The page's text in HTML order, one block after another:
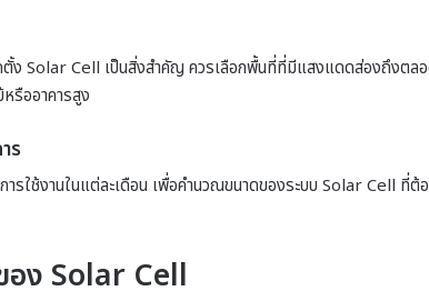
ตั้ง Solar Cell เป็นสิ่งสำคัญ ควรเลือกพื้นที่ที่มีแสงแดดส่องถึงตล
รืออาคารสูง
ร
รใช้งานในแต่ละเดือน เพื่อคำนวณขนาดของระบบ Solar Cell ที่ต้
อง Solar Cell